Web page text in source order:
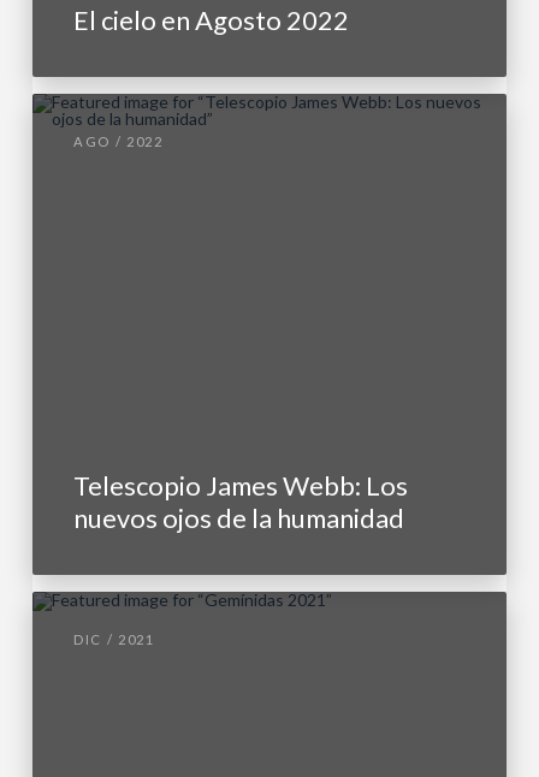
El cielo en Agosto 2022
AGO / 2022
Telescopio James Webb: Los
nuevos ojos de la humanidad
DIC / 2021